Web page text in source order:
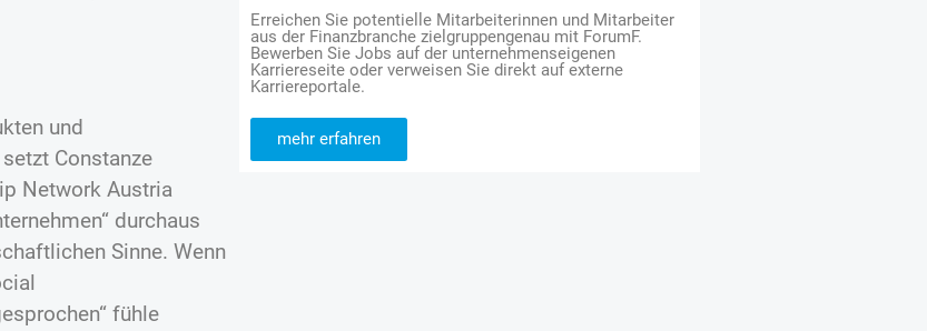
und
Constanze
Network Austria
durchaus
Sinne. Wenn
fühle
Erreichen Sie potentielle Mitarbeiterinnen und Mitarbeiter
aus der Finanzbranche zielgruppengenau mit ForumF.
Bewerben Sie Jobs auf der unternehmenseigenen
Karriereseite oder verweisen Sie direkt auf externe
Karriereportale.
mehr erfahren